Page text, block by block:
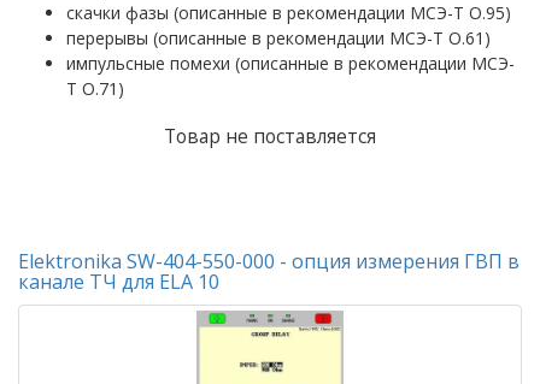
скачки фазы (описанные в рекомендации МСЭ-Т О.95)
перерывы (описанные в рекомендации МСЭ-Т О.61)
импульсные помехи (описанные в рекомендации МСЭ-
Т О.71)
Товар не поставляется
Elektronika SW-404-550-000 - опция измерения ГВП в
канале ТЧ для ELA 10